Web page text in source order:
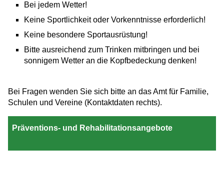
Bei jedem Wetter!
Keine Sportlichkeit oder Vorkenntnisse erforderlich!
Keine besondere Sportausrüstung!
Bitte ausreichend zum Trinken mitbringen und bei
sonnigem Wetter an die Kopfbedeckung denken!
Bei Fragen wenden Sie sich bitte an das Amt für Familie,
Schulen und Vereine (Kontaktdaten rechts).
Präventions- und Rehabilitationsangebote